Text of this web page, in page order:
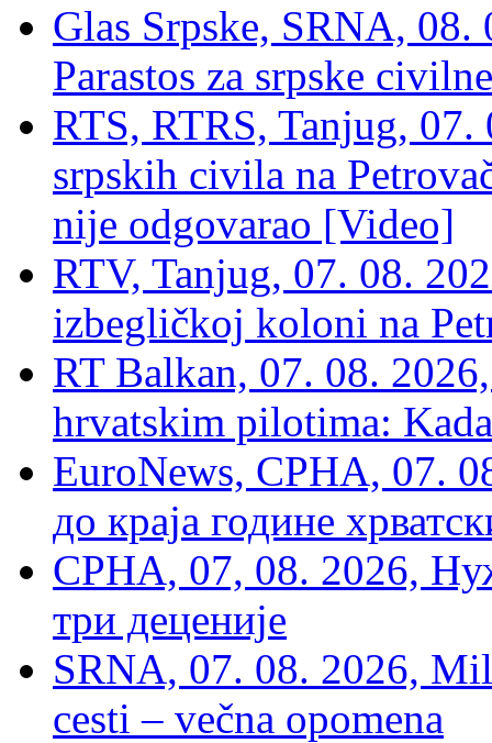
Glas Srpske, SRNA,
Parastos za srpske
RTS, RTRS, Tanjug,
srpskih civila na
nije odgovarao [Video]
RTV, Tanjug, 07. 08.
izbegličkoj koloni na
RT Balkan, 07. 08.
hrvatskim pilotima:
EuroNews, СРНА, 07.
до краја године
СРНА, 07, 08. 2026,
три деценије
SRNA, 07. 08. 2026,
cesti – večna opomena